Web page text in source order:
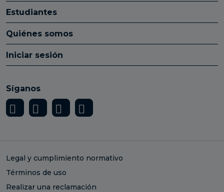
Estudiantes
Quiénes somos
Iniciar sesión
Síganos
Legal y cumplimiento normativo
Términos de uso
Realizar una reclamación